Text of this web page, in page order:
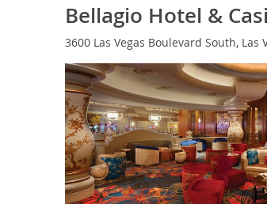
Bellagio Hotel &
3600 Las Vegas Boulevard South, Las